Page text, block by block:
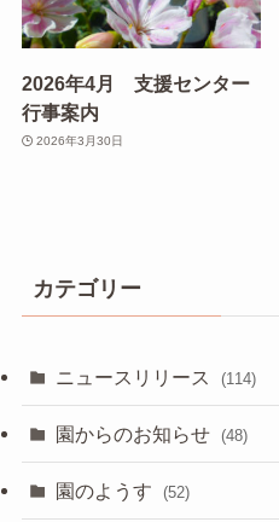
2026年4月 支援センター
行事案内
2026年3月30日
カテゴリー
ニュースリリース (114)
園からのお知らせ (48)
園のようす (52)